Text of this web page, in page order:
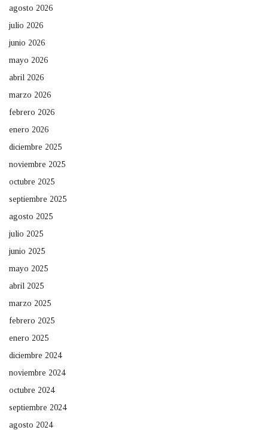
agosto 2026
julio 2026
junio 2026
mayo 2026
abril 2026
marzo 2026
febrero 2026
enero 2026
diciembre 2025
noviembre 2025
octubre 2025
septiembre 2025
agosto 2025
julio 2025
junio 2025
mayo 2025
abril 2025
marzo 2025
febrero 2025
enero 2025
diciembre 2024
noviembre 2024
octubre 2024
septiembre 2024
agosto 2024